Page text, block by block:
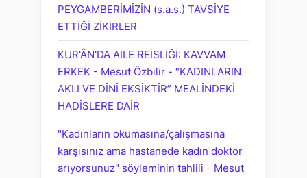
PEYGAMBERİMİZİN (s.a.s.) TAVSİYE
ETTİĞİ ZİKİRLER
KUR'ÂN'DA AİLE REİSLİĞİ: KAVVAM
ERKEK - Mesut Özbilir - “KADINLARIN
AKLI VE DİNİ EKSİKTİR” MEALİNDEKİ
HADİSLERE DAİR
"Kadınların okumasına/çalışmasına
karşısınız ama hastanede kadın doktor
arıyorsunuz" söyleminin tahlili - Mesut